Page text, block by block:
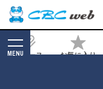
ニュース お気に入り
MENU